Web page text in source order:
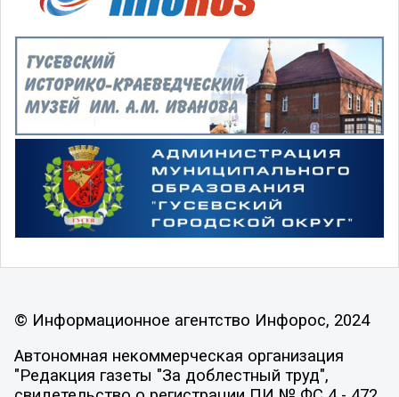
© Информационное агентство Инфорос, 2024
Автономная некоммерческая организация
"Редакция газеты "За доблестный труд",